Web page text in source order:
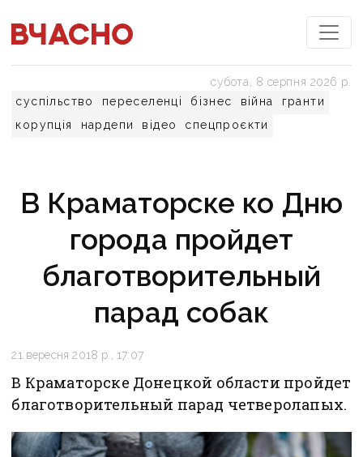
суспільство переселенці бізнес війна
гранти
корупція
нардепи відео спецпроєкти
субота, 8 серпня 2026 р.
В Краматорске ко Дню
города пройдет
благотворительный
парад собак
21 вересня 2018 р., 17:07
В Краматорске Донецкой области пройдет
благотворительный парад четверолапых.